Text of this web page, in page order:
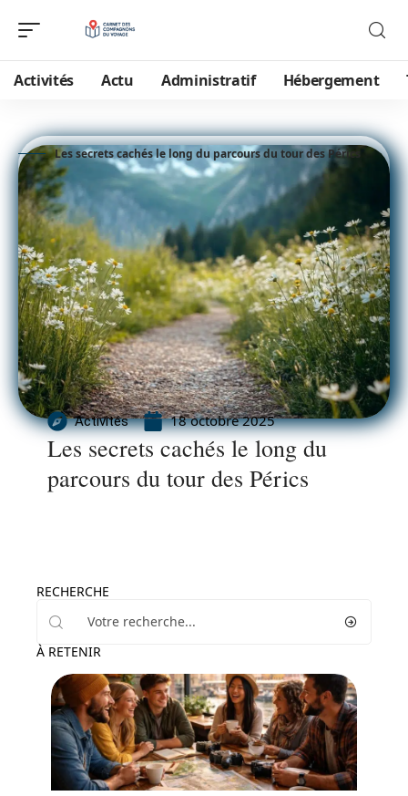
Activités Actu Administratif Hébergement
Les secrets cachés le long du parcours du tour des Pérics
Activités 18 octobre 2025
Les secrets cachés le long du
parcours du tour des Pérics
RECHERCHE
À RETENIR
Actu